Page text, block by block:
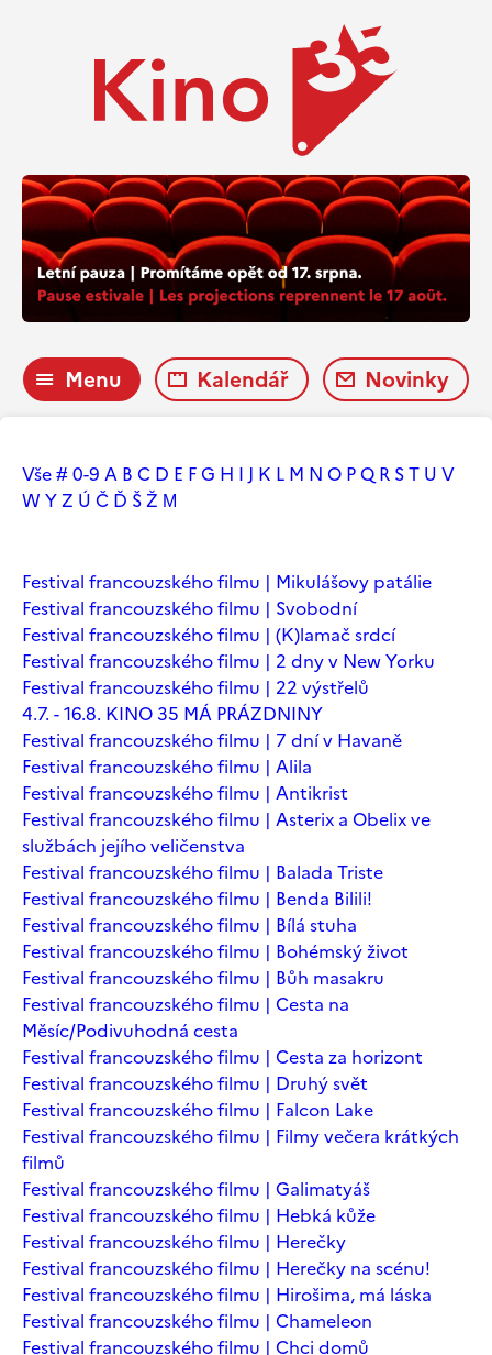
Menu Kalendář Novinky
Vše# 0-9 A B C D E FG H I J K L M N O PQ R ST U V
W YZ Ú Č Ď ŠŽ М
Festival francouzského filmu | Mikulášovy patálie
Festival francouzského filmu | Svobodní
Festival francouzského filmu | (K)lamač srdcí
Festival francouzského filmu | 2 dny v New Yorku
Festival francouzského filmu | 22 výstřelů
4.7. - 16.8. KINO 35 MÁ PRÁZDNINY
Festival francouzského filmu | 7 dní v Havaně
Festival francouzského filmu | Alila
Festival francouzského filmu | Antikrist
Festival francouzského filmu | Asterix a Obelix ve
službách jejího veličenstva
Festival francouzského filmu | Balada Triste
Festival francouzského filmu | Benda Bilili!
Festival francouzského filmu | Bílá stuha
Festival francouzského filmu | Bohémský život
Festival francouzského filmu | Bůh masakru
Festival francouzského filmu | Cesta na
Měsíc/Podivuhodná cesta
Festival francouzského filmu | Cesta za horizont
Festival francouzského filmu | Druhý svět
Festival francouzského filmu | Falcon Lake
Festival francouzského filmu | Filmy večera krátkých
filmů
Festival francouzského filmu | Galimatyáš
Festival francouzského filmu | Hebká kůže
Festival francouzského filmu | Herečky
Festival francouzského filmu | Herečky na scénu!
Festival francouzského filmu | Hirošima, má láska
Festival francouzského filmu | Chameleon
Festival francouzského filmu | Chci domů